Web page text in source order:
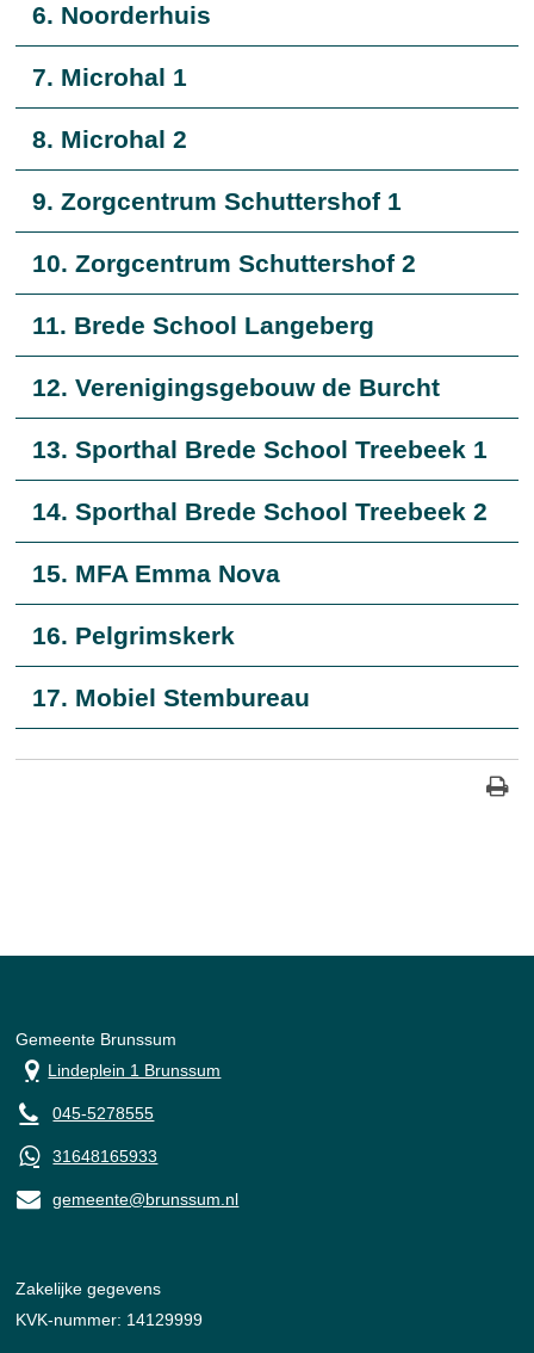
6. Noorderhuis
7. Microhal 1
8. Microhal 2
9. Zorgcentrum Schuttershof 1
10. Zorgcentrum Schuttershof 2
11. Brede School Langeberg
12. Verenigingsgebouw de Burcht
13. Sporthal Brede School Treebeek 1
14. Sporthal Brede School Treebeek 2
15. MFA Emma Nova
16. Pelgrimskerk
17. Mobiel Stembureau
Gemeente Brunssum
Lindeplein 1 Brunssum
045-5278555
31648165933
gemeente@brunssum.nl
Zakelijke gegevens
KVK-nummer: 14129999